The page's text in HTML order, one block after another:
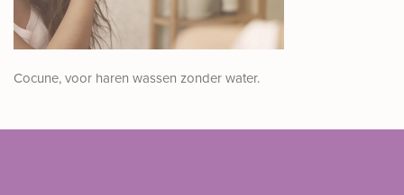
Cocune, voor haren wassen zonder water.